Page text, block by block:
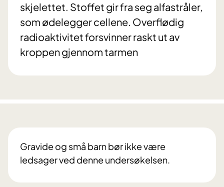
skjelettet. Stoffet gir fra seg alfastråler,
som ødelegger cellene. Overflødig
radioaktivitet forsvinner raskt ut av
kroppen gjennom tarmen
Gravide og små barn bør ikke være
ledsager ved denne undersøkelsen.